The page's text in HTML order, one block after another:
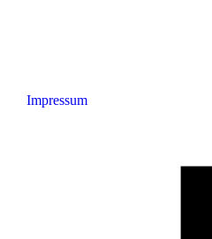
Impressum